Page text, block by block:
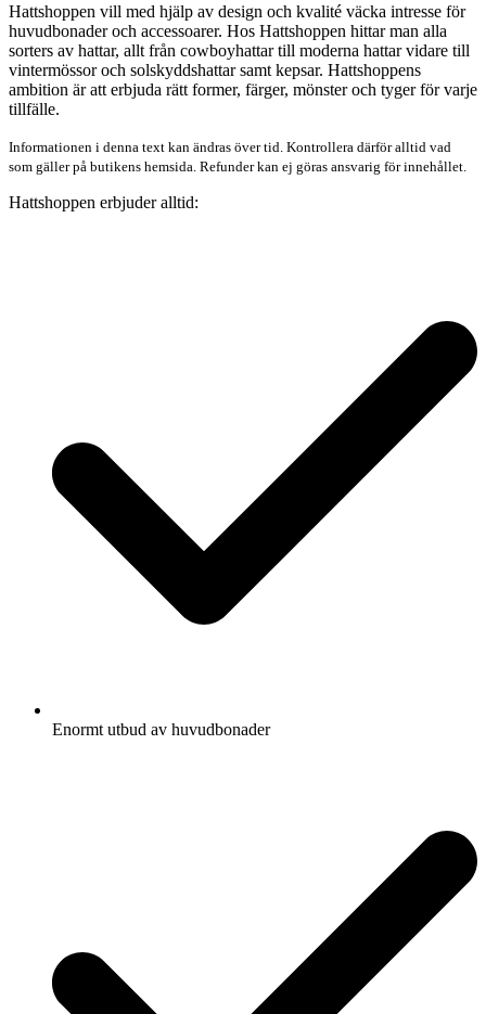
Hattshoppen vill med hjälp av design och kvalité väcka intresse för
huvudbonader och accessoarer. Hos Hattshoppen hittar man alla
sorters av hattar, allt från cowboyhattar till moderna hattar vidare till
vintermössor och solskyddshattar samt kepsar. Hattshoppens
ambition är att erbjuda rätt former, färger, mönster och tyger för varje
tillfälle.
Informationen i denna text kan ändras över tid. Kontrollera därför alltid vad
som gäller på butikens hemsida. Refunder kan ej göras ansvarig för innehållet.
Hattshoppen erbjuder alltid:
Enormt utbud av huvudbonader